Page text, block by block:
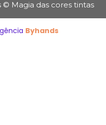
© Magia das cores tintas
Byhands